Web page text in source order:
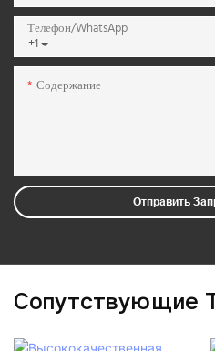
+1
Телефон/WhatsApp
Содержание
Отправить
Сопутствующие